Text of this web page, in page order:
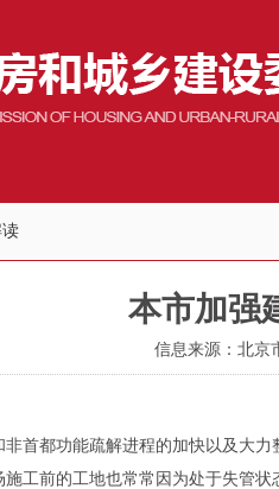
本市加强
信息来源：北京
都功能疏解进程的加快以及大力
工前的工地也常常因为处于失管